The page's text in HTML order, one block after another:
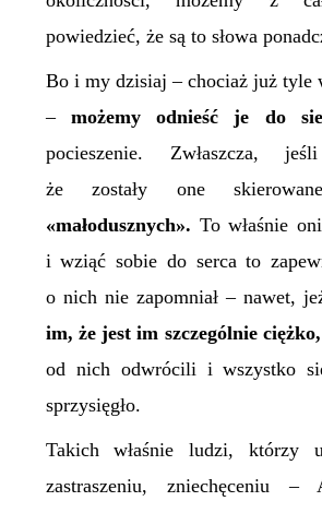
powiedzieć, że są to słowa
Bo i my dzisiaj – chociaż już tyle
–możemy odnieść je do
pocieszenie. Zwłaszcza,
że zostały one
«małodusznych». To właśnie
i wziąć sobie do serca to
o nich nie zapomniał – nawet,
im, że jest im szczególnie ciężko,
od nich odwrócili i wszystko
sprzysięgło.
Takich właśnie ludzi, którzy
zastraszeniu, zniechęceniu